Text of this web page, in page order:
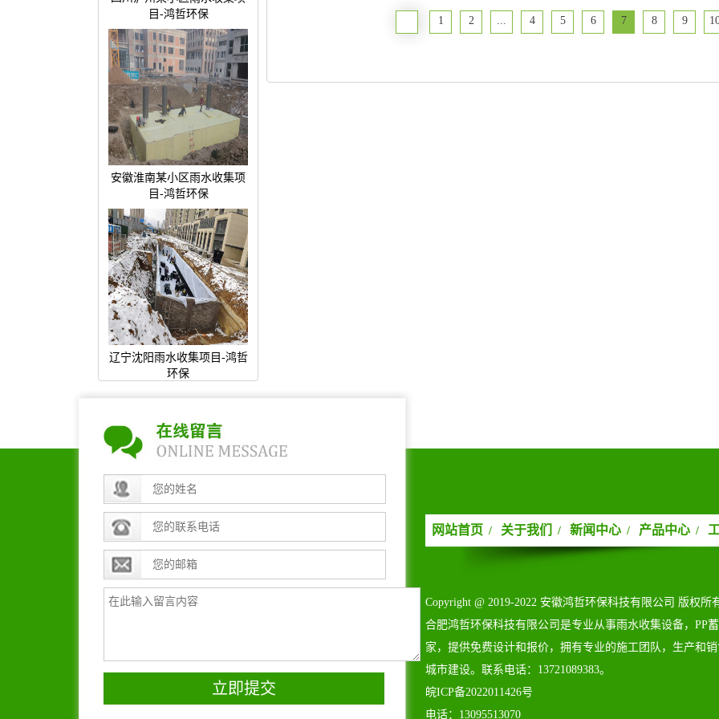
目-鸿哲环保
安徽淮南某小区雨水收集项
目-鸿哲环保
辽宁沈阳雨水收集项目-鸿哲
环保
1 2 ... 4 5 6 7 8 9
立即提交
网站首页 / 关于我们 / 新闻中心 / 产品中心 /
Copyright@2019-2022安徽鸿哲环保科技有限公司版权所
合肥鸿哲环保科技有限公司是专业从事雨水收集设备，PP蓄
家，提供免费设计和报价，拥有专业的施工团队，生产和
城市建设。联系电话：13721089383。
皖ICP备2022011426号
电话：13095513070